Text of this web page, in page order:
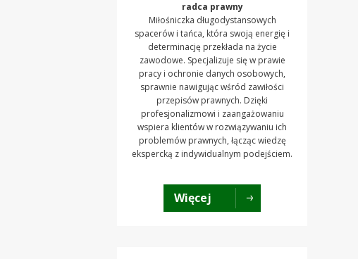
radca prawny
Miłośniczka długodystansowych
spacerów i tańca, która swoją energię i
determinację przekłada na życie
zawodowe. Specjalizuje się w prawie
pracy i ochronie danych osobowych,
sprawnie nawigując wśród zawiłości
przepisów prawnych. Dzięki
profesjonalizmowi i zaangażowaniu
wspiera klientów w rozwiązywaniu ich
problemów prawnych, łącząc wiedzę
ekspercką z indywidualnym podejściem.
Więcej